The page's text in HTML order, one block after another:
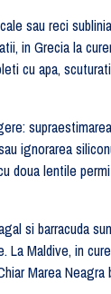
sau reci
in Grecia la
cu apa,
ignorarea
doua lentile
si barracuda
La Maldive, in
Marea